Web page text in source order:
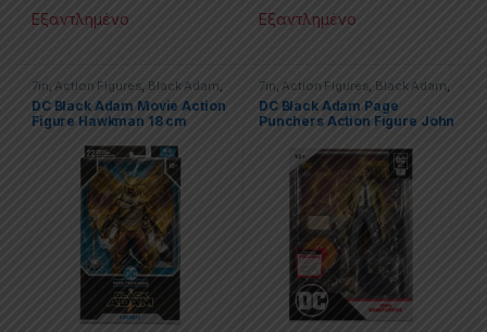
Εξαντλημένο Εξαντλημένο
7in,Action Figures, Black Adam,
Dc, Dc Multiverse ,McFarlane
Toys,Spawn
DC Black Adam Movie Action
Figure Hawkman 18 cm
7in,Action Figures, Black Adam,
Dc, Dc Multiverse ,McFarlane
Toys,Spawn
DC Black Adam Page
Punchers Action Figure John